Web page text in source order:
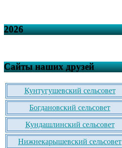
2026
Сайты наших друзей
Кунтугушевский сельсовет
Богдановский сельсовет
Кундашлинский сельсовет
Нижнекарышевский сельсовет